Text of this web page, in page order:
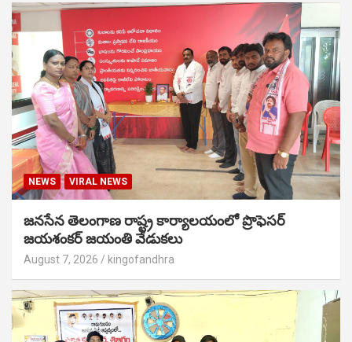
NEWS VIRAL NEWS
జనసేన తెలంగాణ రాష్ట్ర కార్యాలయంలో ప్రొఫెసర్
జయశంకర్ జయంతి వేడుకలు
August 7, 2026 kingofandhra